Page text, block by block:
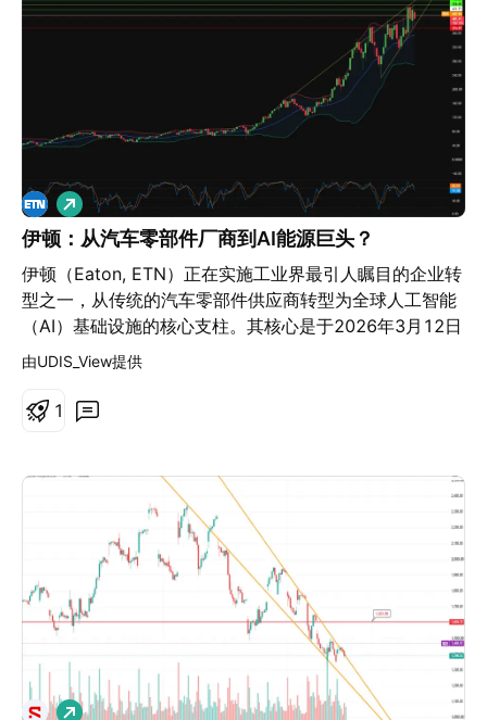
破区间之下。 这样的对比也说明了，资深交易者不会在突
破发生后就认为交易已经完成，而是会持续观察突破是否
仍然有效。 先了解突破背后的催化因素 技术面突破很少
是凭空发生的。虽然价格走势决定了进场时机，但了解推
动行情的原因，能够提供重要的市场背景。 9 月的突破来
自市场对特斯拉能源业务前景改善的期待；12 月则受到
一定成功，但它至少能够解释，为什么市场愿意以更高的
价格买入。 因此，在交易任何突破之前，不妨先问自己一
个问题： 为什么今天的买方愿意付出比昨天更高的价格？
催化因素无法预测结果，但它能够帮助你理解，突破之后
是否仍可能有买盘持续支撑行情。 观察市场参与度 下一
个重要信号来自成交量。成交量放大，通常代表这次突破
获得了广泛的市场参与，而不是只有少数买盘推动。 虽然
四项特征： • 明确且重要的阻力位 • 具备说服力的催化因
信心。 留意市场是否接受更高价格 这也是交易管理开始
变得与交易选择同样重要的地方。 突破阻力之后，可以持
续观察市场是否真正接受更高的价格： • 原本的阻力位转
变为支撑位 • 回调幅度相对有限 • 每逢回落仍有买盘承接
• 价格维持在突破位之上 特斯拉 9 月的突破持续展现上述
特征，买盘多次成功守住原本的阻力位；但 12 月的突破
并非如此。当价格重新跌回阻力位下方时，原本的突破逻
辑便开始减弱。 观察市场是否接受更高价格，目的不是改
善进场点，而是帮助判断这笔交易是否仍值得继续持有。
年期客运认证流程。 财务背景解释了为什么这一捷径如此
重要。2026 年第一季度，Archer 仅产生 160 万美元的
收入，高于上一季度的 30 万美元，并超出分析师预期的
约 90 万美元；但由于研发和认证支出加速，净亏损扩大
至 2.177 亿美元。调整后 EBITDA 亏损为 1.725 亿美
元，处于管理层指导范围内。公司仍拥有约 18 亿美元的
流动资金，按目前的资金消耗率，可支持约两年半的运
营。与 Anduril 的合作提供了一条无需通过 FAA 的更快收
入途径，该途径可能在其旗舰空中出租车“Midnight”全面
投入商业服务之前就开始贡献收入。 除了国防领域，
Archer 还在构建其他几个增长杠杆。公司推出了专门针对
航空业的 AI 模型“Zee”，旨在离线运行于机载系统中，并
最终授权给航空公司。此外，它还与 BETA Technologies
和 Macquarie Capital 成立了充电基础设施联盟 ACES，
一策略对标特斯拉早期的超级充电站布局。在监管方面，
审批路径。 综合来看，Archer 的宣传重点已从“载客空中
出租车何时起飞”转向“在该目标实现之前，该平台能创造
多少收入来源”。Thunder、Zee 和 ACES 是否能弥补每
季度 2.177 亿美元的亏损，正是投资者目前在定价中押注
的焦点。
伊顿：从汽车零部件厂商到AI能源巨头？
伊顿（Eaton, ETN）正在实施工业界最引人瞩目的企业转
型之一，从传统的汽车零部件供应商转型为全球人工智能
（AI）基础设施的核心支柱。其核心是于2026年3月12日
完成的对Boyd Thermal价值95亿美元的收购，这填补了
（grid-to-chip）全栈架构的端到端控制权——从高压配
售额。 宏观背景起到了关键推动作用。到2030年，AI数
据中心可能消耗美国高达17%的总电力，而响应缓慢的公
用事业公司正促使超大规模数据中心客户转向“表后”
（behind-the-meter）电力解决方案，伊顿恰好能捕获这
一转变带来的红利。数据已然反映了这一点：电气未完工
订单（Backlog）同比激增48%，达到创纪录的196亿美
元，此外2025财年收入也创下了274亿美元的新高。然
而，这种增长并非没有代价；净利息支出同比近乎翻了三
倍，收购相关费用将GAAP每股收益（EPS）从2.45美元
做
多
由UDIS_View提供
1
做